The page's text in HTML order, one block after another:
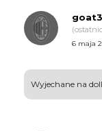
6 maja
Wyjechane na